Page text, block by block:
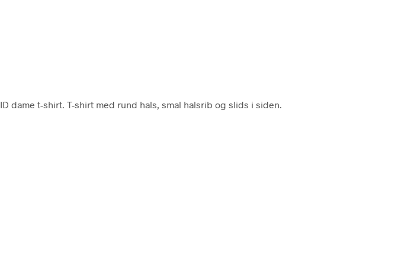
. ID dame t-shirt. T-shirt med rund hals, smal halsrib og slids i siden.